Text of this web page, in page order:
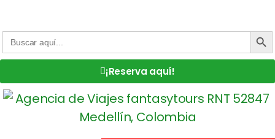
Buscar: BOTÓN
¡Reserva aquí!